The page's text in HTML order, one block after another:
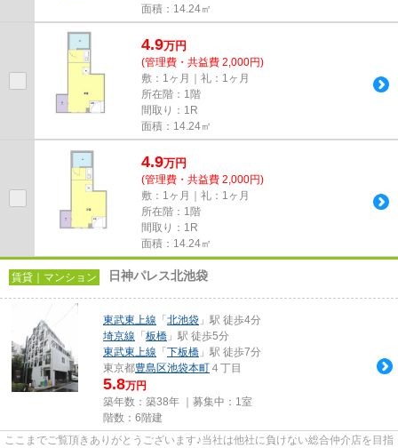
面積：14.24㎡
4.9万円
(管理費・共益費 2,000円)
敷：1ヶ月｜礼：1ヶ月
所在階：1階
間取り：1R
面積：14.24㎡
4.9万円
(管理費・共益費 2,000円)
敷：1ヶ月｜礼：1ヶ月
所在階：1階
間取り：1R
面積：14.24㎡
賃貸｜マンション 日神パレス北池袋
東武東上線 「 北池袋 」駅 徒歩4分
埼京線 「 板橋 」駅 徒歩5分
東武東上線 「 下板橋 」駅 徒歩7分
東京都豊島区池袋本町 ４丁目
5.8万円
築年数：築38年 ｜募集中： 1室
階数：6階建
ここまでご覧頂きありがとうございます♪当社は他社に負けない総合仲介店を目指